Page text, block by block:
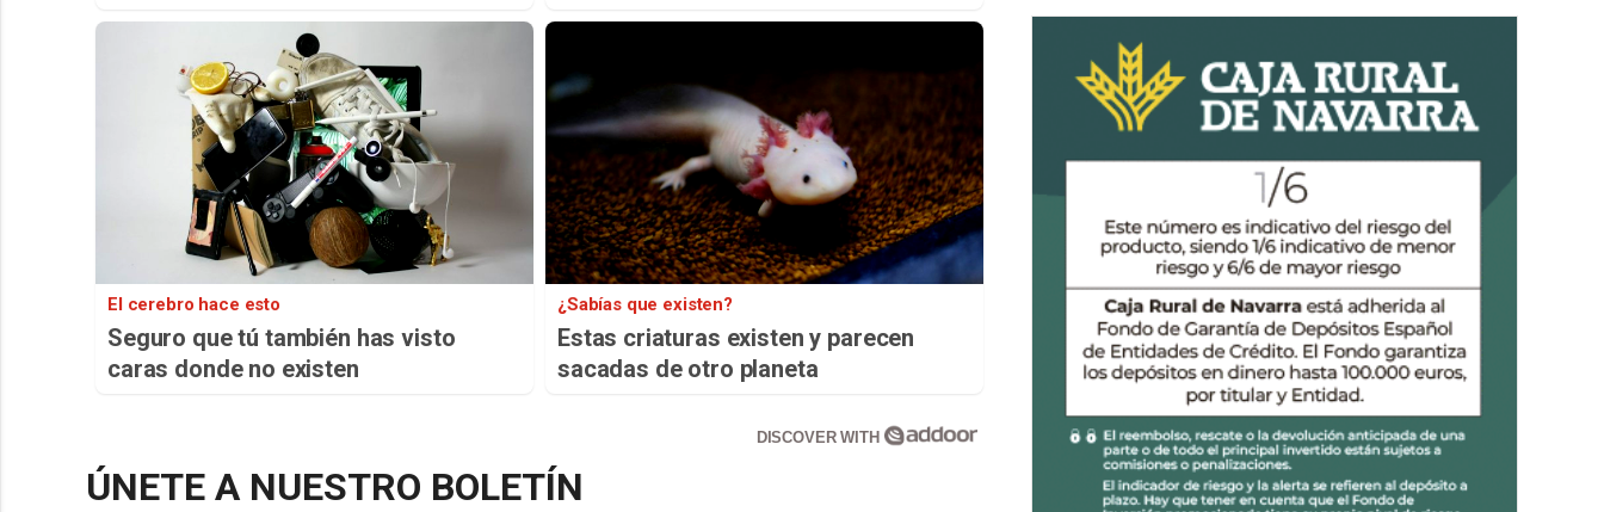
El cerebro hace esto
Seguro que tú también has visto
caras donde no existen
¿Sabías que existen?
Estas criaturas existen y parecen
sacadas de otro planeta
DISCOVER WITH
ÚNETE A NUESTRO BOLETÍN